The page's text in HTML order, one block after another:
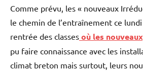
Comme prévu, les « nouveaux
le chemin de l’entraînement ce
rentrée des classes où les
pu faire connaissance avec les
climat breton mais surtout, leurs